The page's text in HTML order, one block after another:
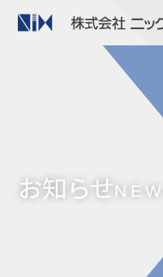
プラスチ
ケーブル
防虫忌避製
お問い合わせ
お知らせ